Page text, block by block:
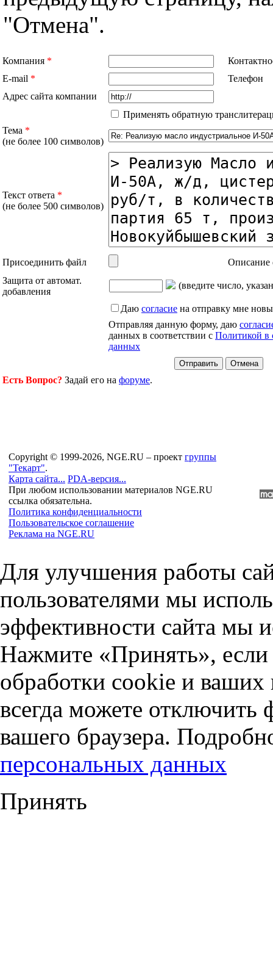
"Отмена".
Компания *
E-mail *
Телефон
Адрес сайта компании
Применять обратную
Тема *
(не более 100 символов)
Текст ответа *
(не более 500 символов)
Присоединить файл
Описание
Защита от автомат.
добавления
(введите число,
Даю согласие на отправку мне
Отправляя данную форму, даю
данных в соответствии с Политикой в
данных
Есть Вопрос? Задай его на форуме.
Copyright © 1999-2026, NGE.RU – проект группы
"Текарт".
Карта сайта... PDA-версия...
При любом использовании материалов NGE.RU
ссылка обязательна.
Политика конфиденциальности
Пользовательское соглашение
Реклама на NGE.RU
Для улучшения работы
пользователями мы
эффективности сайта мы
Нажмите «Принять», если
обработки cookie и
всегда можете отключить
вашего браузера.
персональных данных
Принять